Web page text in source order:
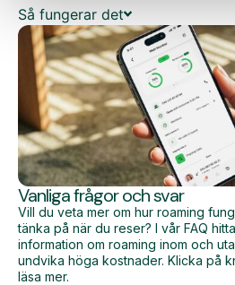
Så fungerar det
Vanliga frågor och svar
Vill du veta mer om hur roaming
tänka på när du reser? I vår FAQ
information om roaming inom och
undvika höga kostnader. Klicka på
läsa mer.